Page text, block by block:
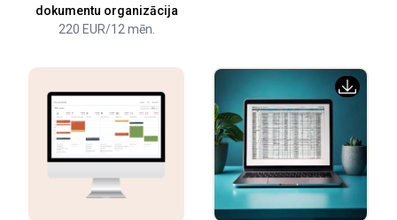
dokumentu organizācija
220 EUR/12 mēn.